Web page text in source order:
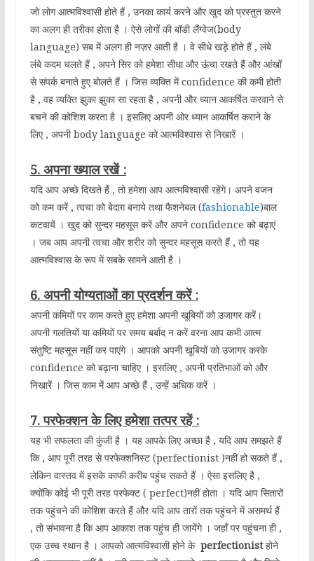
जो लोग आत्मविश्वासी होते हैं , उनका कार्य करने और खुद को प्रस्तुत करने
का अलग ही तरीका होता है । ऐसे लोगों की बॉडी लैंग्वेज(body
language) सब में अलग ही नज़र आती है । वे सीधे खड़े होते हैं , लंबे
लंबे कदम चलते हैं , अपने सिर को हमेशा सीधा और ऊंचा रखते हैं और आंखों
से संपर्क बनाते हुए बोलते हैं । जिस व्यक्ति में confidence की कमी होती
है , वह व्यक्ति झुका झुका सा रहता है , अपनी और ध्यान आकर्षित करवाने से
बचने की कोशिश करता है । इसलिए अपनी ओर ध्यान आकर्षित कराने के
लिए , अपनी body language को आत्मविश्वास से निखारें ।
5. अपना ख्याल रखें :
यदि आप अच्छे दिखते हैं , तो हमेशा आप आत्मविश्वासी रहेंगे। अपने वजन
को कम करें , त्वचा को बेदाग़ बनाये तथा फैशनेबल (fashionable)बाल
कटवायें । खुद को सुन्दर महसूस करें और अपने confidence को बढ़ाएं
। जब आप अपनी त्वचा और शरीर को सुन्दर महसूस करते हैं , तो यह
आत्मविश्वास के रूप में सबके सामने आती है ।
6. अपनी योग्यताओं का प्रदर्शन करें :
अपनी कमियों पर काम करते हुए हमेशा अपनी खूबियों को उजागर करें।
अपनी गलतियों या कमियों पर समय बर्बाद न करें वरना आप कभी आत्म
संतुष्टि महसूस नहीं कर पाएंगे । आपको अपनी खूबियों को उजागर करके
confidence को बढ़ाना चाहिए । इसलिए , अपनी प्रतिभाओं को और
निखारें । जिस काम में आप अच्छे हैं , उन्हें अधिक करें ।
7. परफेक्शन के लिए हमेशा तत्पर रहें :
यह भी सफलता की कुंजी है । यह आपके लिए अच्छा है , यदि आप समझते हैं
कि , आप पूरी तरह से परफेक्शनिस्ट (perfectionist )नहीं हो सकते हैं ,
लेकिन वास्तव में इसके काफी करीब पहुंच सकते हैं । ऐसा इसलिए है ,
क्योंकि कोई भी पूरी तरह परफेक्ट ( perfect)नहीं होता । यदि आप सितारों
तक पहुंचने की कोशिश करते हैं और यदि आप तारों तक पहुंचने में असमर्थ हैं
, तो संभावना है कि आप आकाश तक पहुंच ही जायेंगे । जहाँ पर पहुंचना ही ,
एक उच्च स्थान है । आपको आत्मविश्वासी होने के perfectionistहोने